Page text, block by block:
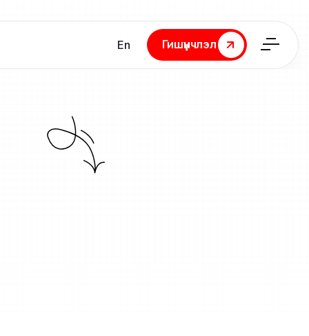
En
Гишүүнчлэл
Гишүүнчлэл